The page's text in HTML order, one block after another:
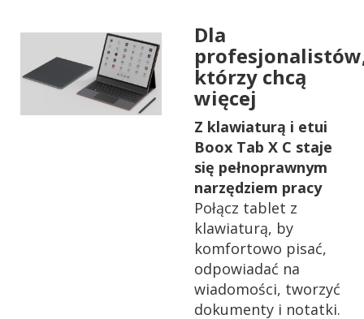
Dla
którzy chcą
więcej
Z klawiaturą i etui
Boox Tab X C staje
się pełnoprawnym
narzędziem pracy
Połącz tablet z
klawiaturą, by
komfortowo pisać,
odpowiadać na
wiadomości, tworzyć
dokumenty i notatki.